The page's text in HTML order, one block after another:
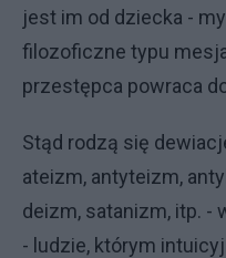
jest im od dziecka -
filozoficzne typu
przestępca powraca
Stąd rodzą się
ateizm, antyteizm,
deizm, satanizm, itp.
- ludzie, którym